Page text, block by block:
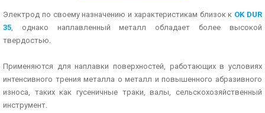
Электрод по своему назначению и характеристикам близок к OK DUR
35 , однако наплавленный металл обладает более высокой
твердостью.
Применяются для наплавки поверхностей, работающих в условиях
интенсивного трения металла о металл и повышенного абразивного
износа, таких как гусеничные траки, валы, сельскохозяйственный
инструмент.